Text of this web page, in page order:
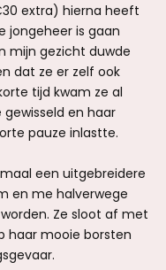
extra) hierna heeft
jongeheer is gaan
mijn gezicht duwde
dat ze er zelf ook
tijd kwam ze al
en haar
pauze inlastte.
een uitgebreidere
en me halverwege
Ze sloot af met
haar mooie borsten